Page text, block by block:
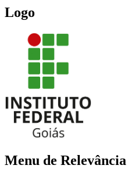
Logo
Menu de Relevância